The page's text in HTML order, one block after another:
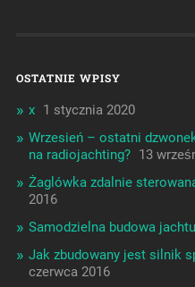
OSTATNIE WPISY
x 1 stycznia 2020
Wrzesień – ostatni
na radiojachting? 13
Żaglówka zdalnie
2016
Samodzielna budowa
Jak zbudowany jest silnik
czerwca 2016